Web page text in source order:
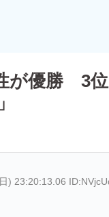
が優勝 3
) 23:20:13.06